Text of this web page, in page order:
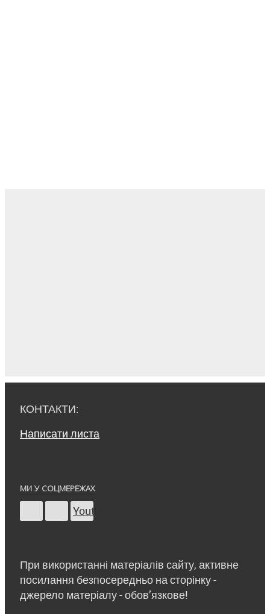
КОНТАКТИ:
Написати листа
МИ У СОЦМЕРЕЖАХ
Youtube
При використанні матеріалів сайту, активне
посилання безпосередньо на сторінку -
джерело матеріалу - обов’язкове!